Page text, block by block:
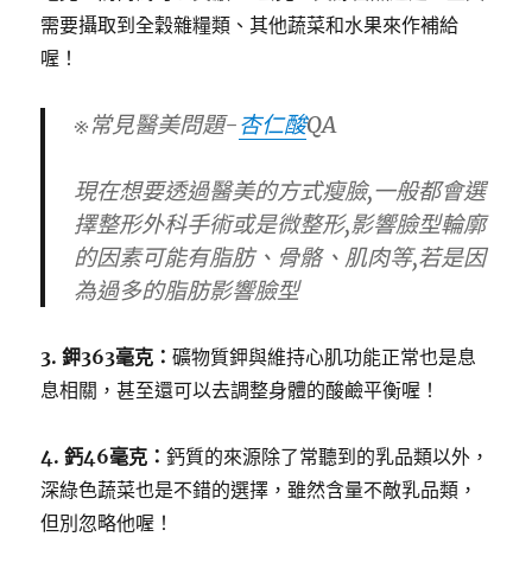
需要攝取到全穀雜糧類、其他蔬菜和水果來作補給
喔！
※常見醫美問題-杏仁酸QA
現在想要透過醫美的方式瘦臉,一般都會選
擇整形外科手術或是微整形,影響臉型輪廓
的因素可能有脂肪、骨骼、肌肉等,若是因
為過多的脂肪影響臉型
3. 鉀363毫克：礦物質鉀與維持心肌功能正常也是息
息相關，甚至還可以去調整身體的酸鹼平衡喔！
4. 鈣46毫克：鈣質的來源除了常聽到的乳品類以外，
深綠色蔬菜也是不錯的選擇，雖然含量不敵乳品類，
但別忽略他喔！